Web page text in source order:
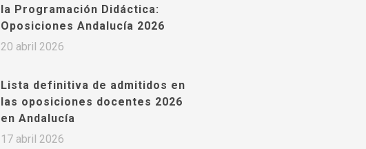
la Programación Didáctica:
Oposiciones Andalucía 2026
20 abril 2026
Lista definitiva de admitidos en
las oposiciones docentes 2026
en Andalucía
17 abril 2026